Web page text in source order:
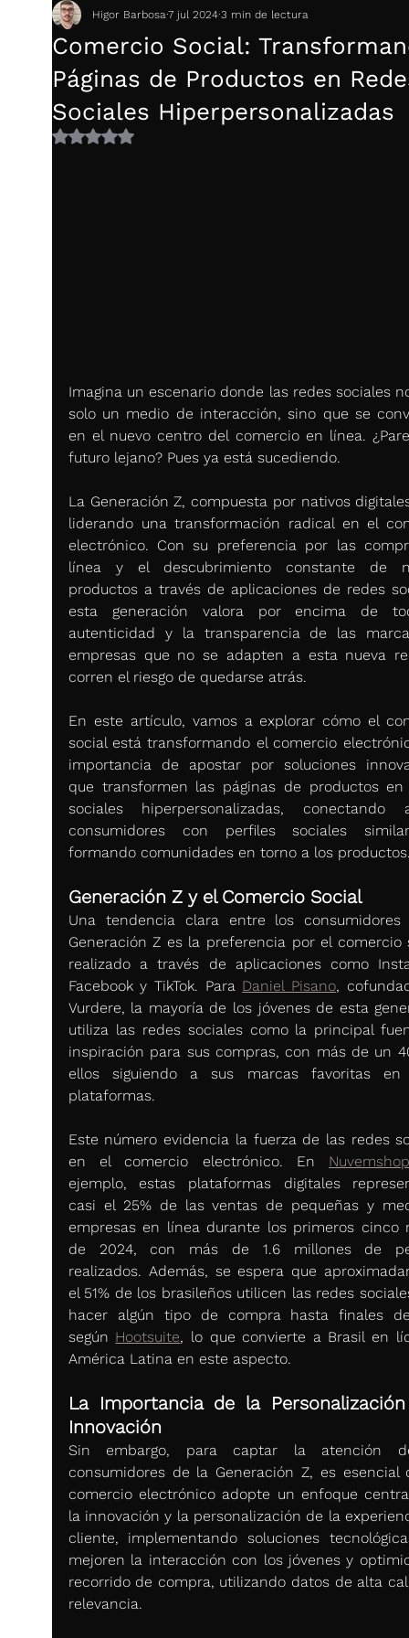
Comercio Social:
Páginas de Productos en
Sociales Hiperpersonalizadas
Higor Barbosa7 jul 2024 3 min de lectura
Obtuvo NaN de 5 estrellas.
Imagina un escenario donde las redes sociales
solo un medio de interacción, sino que se
en el nuevo centro del comercio en línea.
futuro lejano? Pues ya está sucediendo.
La Generación Z, compuesta por nativos
liderando una transformación radical en el
electrónico. Con su preferencia por las
línea y el descubrimiento constante de
productos a través de aplicaciones de redes
esta generación valora por encima de
autenticidad y la transparencia de las
empresas que no se adapten a esta nueva
corren el riesgo de quedarse atrás.
En este artículo, vamos a explorar cómo el
social está transformando el comercio
importancia de apostar por soluciones
que transformen las páginas de productos en
sociales hiperpersonalizadas,
consumidores con perfiles sociales
formando comunidades en torno a los
Generación Z y el Comercio Social
Una tendencia clara entre los
Generación Z es la preferencia por el comercio
realizado a través de aplicaciones como
Facebook y TikTok. Para Daniel Pisano,
Vurdere, la mayoría de los jóvenes de esta
utiliza las redes sociales como la principal
inspiración para sus compras, con más de un
ellos siguiendo a sus marcas favoritas en
plataformas.
Este número evidencia la fuerza de las redes
en el comercio electrónico. En Nuvemshop
ejemplo, estas plataformas digitales
casi el 25% de las ventas de pequeñas y
empresas en línea durante los primeros cinco
de 2024, con más de 1.6 millones de
realizados. Además, se espera que
el 51% de los brasileños utilicen las redes
hacer algún tipo de compra hasta finales
según Hootsuite, lo que convierte a Brasil en
América Latina en este aspecto.
La Importancia de la
Innovación
Sin embargo, para captar la atención
consumidores de la Generación Z, es esencial
comercio electrónico adopte un enfoque
la innovación y la personalización de la
cliente, implementando soluciones
mejoren la interacción con los jóvenes y
recorrido de compra, utilizando datos de alta
relevancia.